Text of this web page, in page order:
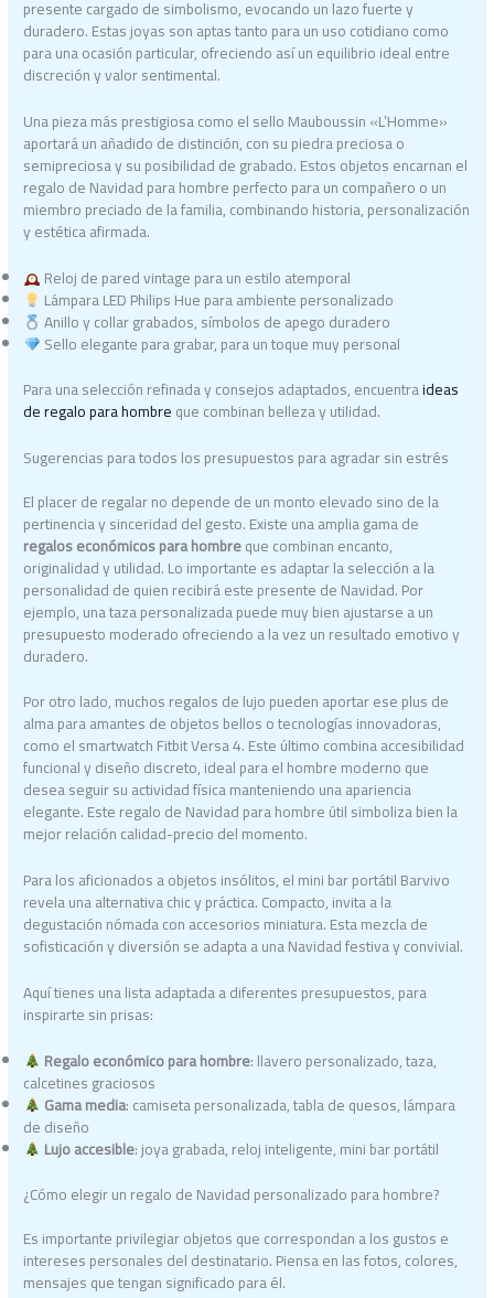
presente cargado de simbolismo, evocando un lazo fuerte y
duradero. Estas joyas son aptas tanto para un uso cotidiano como
para una ocasión particular, ofreciendo así un equilibrio ideal entre
discreción y valor sentimental.
Una pieza más prestigiosa como el sello Mauboussin «L’Homme»
aportará un añadido de distinción, con su piedra preciosa o
semipreciosa y su posibilidad de grabado. Estos objetos encarnan el
regalo de Navidad para hombre perfecto para un compañero o un
miembro preciado de la familia, combinando historia, personalización
y estética afirmada.
Reloj de pared vintage para un estilo atemporal
Lámpara LED Philips Hue para ambiente personalizado
Anillo y collar grabados, símbolos de apego duradero
Sello elegante para grabar, para un toque muy personal
Para una selección refinada y consejos adaptados, encuentraideas
de regalo para hombreque combinan belleza y utilidad.
Sugerencias para todos los presupuestos para agradar sin estrés
El placer de regalar no depende de un monto elevado sino de la
pertinencia y sinceridad del gesto. Existe una amplia gama de
regalos económicos para hombreque combinan encanto,
originalidad y utilidad. Lo importante es adaptar la selección a la
personalidad de quien recibirá este presente de Navidad. Por
ejemplo, una taza personalizada puede muy bien ajustarse a un
presupuesto moderado ofreciendo a la vez un resultado emotivo y
duradero.
Por otro lado, muchos regalos de lujo pueden aportar ese plus de
alma para amantes de objetos bellos o tecnologías innovadoras,
como el smartwatch Fitbit Versa 4. Este último combina accesibilidad
funcional y diseño discreto, ideal para el hombre moderno que
desea seguir su actividad física manteniendo una apariencia
elegante. Este regalo de Navidad para hombre útil simboliza bien la
mejor relación calidad-precio del momento.
Para los aficionados a objetos insólitos, el mini bar portátil Barvivo
revela una alternativa chic y práctica. Compacto, invita a la
degustación nómada con accesorios miniatura. Esta mezcla de
sofisticación y diversión se adapta a una Navidad festiva y convivial.
Aquí tienes una lista adaptada a diferentes presupuestos, para
inspirarte sin prisas:
Regalo económico para hombre: llavero personalizado, taza,
calcetines graciosos
Gama media: camiseta personalizada, tabla de quesos, lámpara
de diseño
Lujo accesible: joya grabada, reloj inteligente, mini bar portátil
¿Cómo elegir un regalo de Navidad personalizado para hombre?
Es importante privilegiar objetos que correspondan a los gustos e
intereses personales del destinatario. Piensa en las fotos, colores,
mensajes que tengan significado para él.